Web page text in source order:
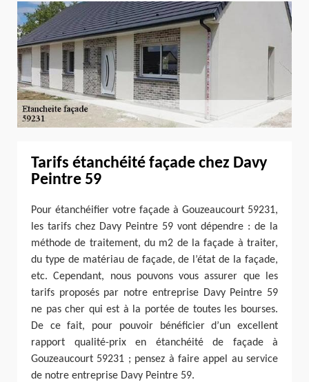
Tarifs étanchéité façade chez Davy
Peintre 59
Pour étanchéifier votre façade à Gouzeaucourt 59231,
les tarifs chez Davy Peintre 59 vont dépendre : de la
méthode de traitement, du m2 de la façade à traiter,
du type de matériau de façade, de l’état de la façade,
etc. Cependant, nous pouvons vous assurer que les
tarifs proposés par notre entreprise Davy Peintre 59
ne pas cher qui est à la portée de toutes les bourses.
De ce fait, pour pouvoir bénéficier d’un excellent
rapport qualité-prix en étanchéité de façade à
Gouzeaucourt 59231 ; pensez à faire appel au service
de notre entreprise Davy Peintre 59.